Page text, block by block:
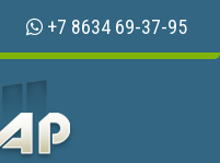
+7 8634 69-37-95